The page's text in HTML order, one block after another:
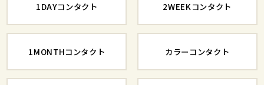
1DAYコンタクト 2WEEKコンタクト
1MONTHコンタクト カラーコンタクト